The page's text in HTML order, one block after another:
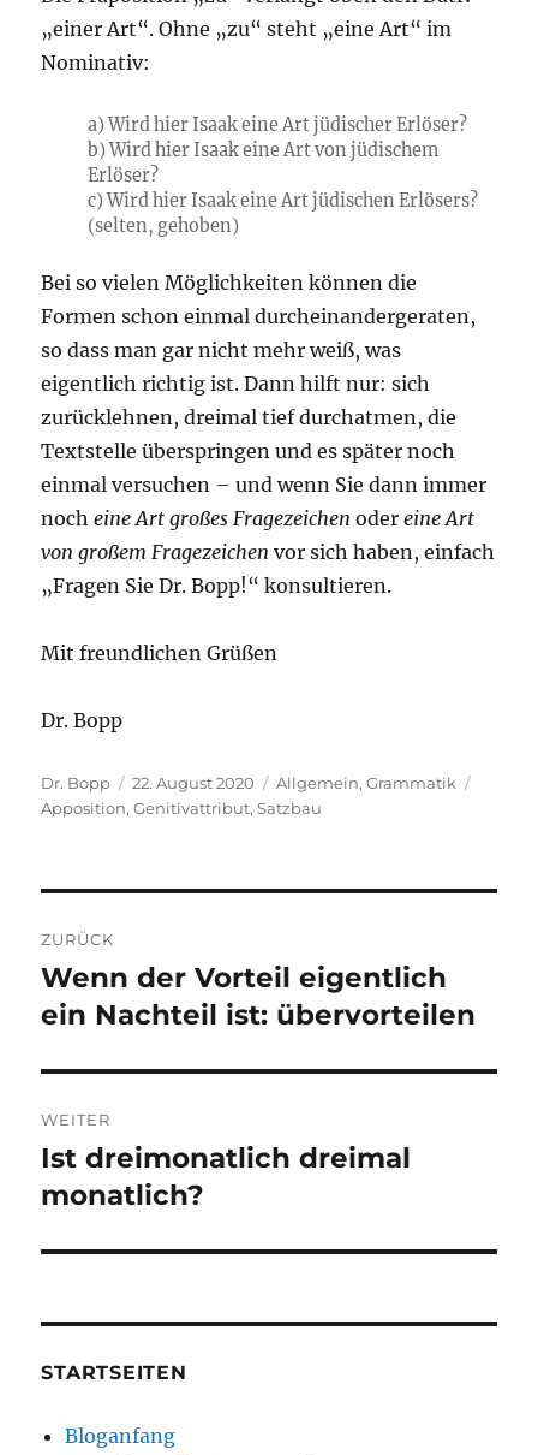
„einer Art“. Ohne „zu“ steht „eine Art“ im
Nominativ:
a) Wird hier Isaak eine Art jüdischer Erlöser?
b) Wird hier Isaak eine Art von jüdischem
Erlöser?
c) Wird hier Isaak eine Art jüdischen Erlösers?
(selten, gehoben)
Bei so vielen Möglichkeiten können die
Formen schon einmal durcheinandergeraten,
so dass man gar nicht mehr weiß, was
eigentlich richtig ist. Dann hilft nur: sich
zurücklehnen, dreimal tief durchatmen, die
Textstelle überspringen und es später noch
einmal versuchen – und wenn Sie dann immer
nocheine Art großes Fragezeichen odereine Art
von großem Fragezeichen vor sich haben, einfach
„Fragen Sie Dr. Bopp!“ konsultieren.
Mit freundlichen Grüßen
Dr. Bopp
Autor
Dr. Bopp
Veröffentlicht
am
22. August 2020 Kategorien
Allgemein,Grammatik
Apposition,Genitivattribut,Satzbau
ZURÜCK
Vorheriger
Beitrag:
Wenn der Vorteil eigentlich
ein Nachteil ist: übervorteilen
WEITER
Nächster
Beitrag:
Ist dreimonatlich dreimal
monatlich?
STARTSEITEN
Bloganfang